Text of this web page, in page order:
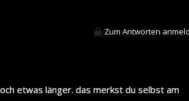
Zum Antworten
etwas länger. das merkst du selbst am